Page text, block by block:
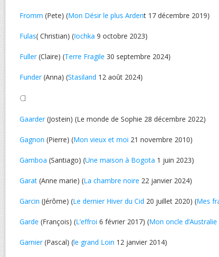
Fromm (Pete) (Mon Désir le plus Ardent 17 décembre 2019)
Fulas( Christian) (Iochka 9 octobre 2023)
Fuller(Claire) (Terre Fragile 30 septembre 2024)
Funder(Anna) (Stasiland 12 août 2024)
G
Gaarder(Jostein) (Le monde de Sophie 28 décembre 2022)
Gagnon (Pierre) (Mon vieux et moi 21 novembre 2010)
Gamboa (Santiago) (Une maison à Bogota 1 juin 2023)
Garat (Anne marie) (La chambre noire 22 janvier 2024)
Garcin (Jérôme) (Le dernier Hiver du Cid 20 juillet 2020) (Mes
Garde (François) (L’effroi 6 février 2017) (Mon oncle d’Australie
Garnier(Pascal) (le grand Loin 12 janvier 2014)